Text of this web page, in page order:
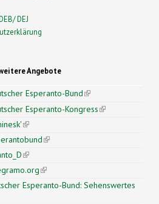
DEJ
Angebote
Esperanto-Bund(link is
external)
Esperanto-Kongress(link is
(link is external)
(link is external)
(link is external)
(link is external)
Esperanto-Bund: Sehenswertes